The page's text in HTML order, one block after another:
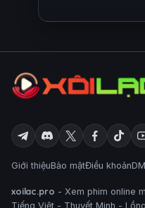
Giới thiệuBảo mậtĐiều khoản
xoilac.pro - Xem phim online
Tiếng Việt - Thuyết Minh -